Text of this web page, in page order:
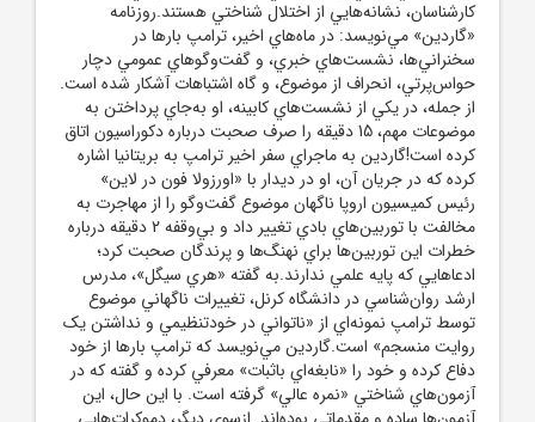
کارشناسان، نشانه‌هايي از اختلال شناختي هستند.روزنامه
«گاردين» مي‌نويسد: در ماه‌هاي اخير، ترامپ بارها در
سخنراني‌ها، نشست‌هاي خبري، و گفت‌وگوهاي عمومي دچار
حواس‌پرتي، انحراف از موضوع، و گاه اشتباهات آشکار شده است.
از جمله، در يکي از نشست‌هاي کابينه، او به‌جاي پرداختن به
موضوعات مهم، 15 دقيقه را صرف صحبت درباره دکوراسيون اتاق
کرده است!گاردين به ماجراي سفر اخير ترامپ به بريتانيا اشاره
کرده که در جريان آن، او در ديدار با «اورزولا فون در لاين»
رئيس کميسيون اروپا ناگهان موضوع گفت‌وگو را از مهاجرت به
مخالفت با توربين‌هاي بادي تغيير داد و بي‌وقفه 2 دقيقه درباره
خطرات اين توربين‌ها براي نهنگ‌ها و پرندگان صحبت کرد؛
ادعاهايي که پايه علمي ندارند.به گفته «هري سيگل»، مدرس
ارشد روان‌شناسي در دانشگاه کرنل، تغييرات ناگهاني موضوع
توسط ترامپ نمونه‌اي از «ناتواني در خودتنظيمي و نداشتن يک
روايت منسجم» است.گاردين مي‌نويسد که ترامپ بارها از خود
دفاع کرده و خود را «نابغه‌اي باثبات» معرفي کرده و گفته که در
آزمون‌هاي شناختي «نمره عالي» گرفته است. با اين حال، اين